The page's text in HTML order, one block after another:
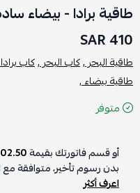
طاقية برادا - بيضاء
410 SAR
طاقية البحر ,كاب البحر ,كاب
طاقية بيضاء ,
متوفر
أو قسم فاتورتك بقيمة102.50
بدون رسوم تأخير، متوافقة مع
اعرف أكثر